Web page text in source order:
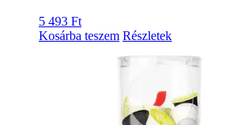
5 493 Ft
Kosárba teszem Részletek